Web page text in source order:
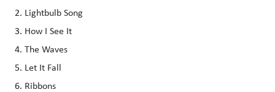
Lightbulb Song
How I See It
The Waves
Let It Fall
Ribbons